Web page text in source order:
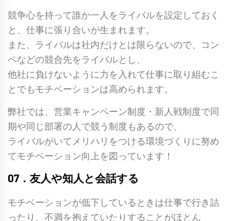
競争心を持って誰か一人をライバルを設定しておく
と、仕事に張り合いが生まれます。
また、ライバルは社内だけとは限らないので、コン
ペなどの競合先をライバルとし、
他社に負けないように力を入れて仕事に取り組むこ
とでもモチベーションは高められます。
弊社では、営業キャンペーン制度・新人戦制度で同
期や同じ部署の人で競う制度もあるので、
ライバルがいてメリハリをつける環境づくりに努め
てモチベーション向上を図っています！
07．友人や知人と会話する
モチベーションが低下しているときは仕事で行き詰
ったり、不満を抱えていたりすることがほとん